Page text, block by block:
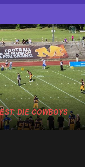
DIE COWBOYS